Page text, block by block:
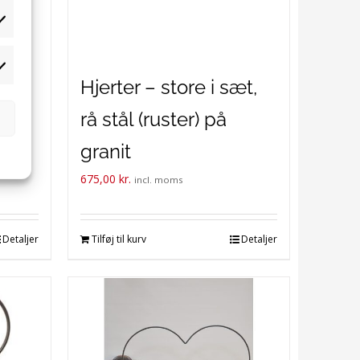
Detaljer
Hjerter – store i sæt,
rå stål (ruster) på
granit
675,00 kr. incl. moms
Tilføj til kurv Detaljer